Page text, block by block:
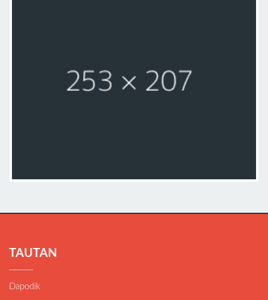
TAUTAN
Dapodik